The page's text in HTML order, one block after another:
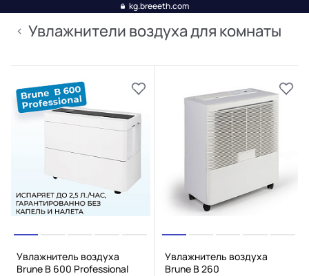
kg.breeeth.com
Увлажнители воздуха для комнаты
Увлажнитель воздуха
Brune B 600 Professional
Увлажнитель воздуха
Brune B 260